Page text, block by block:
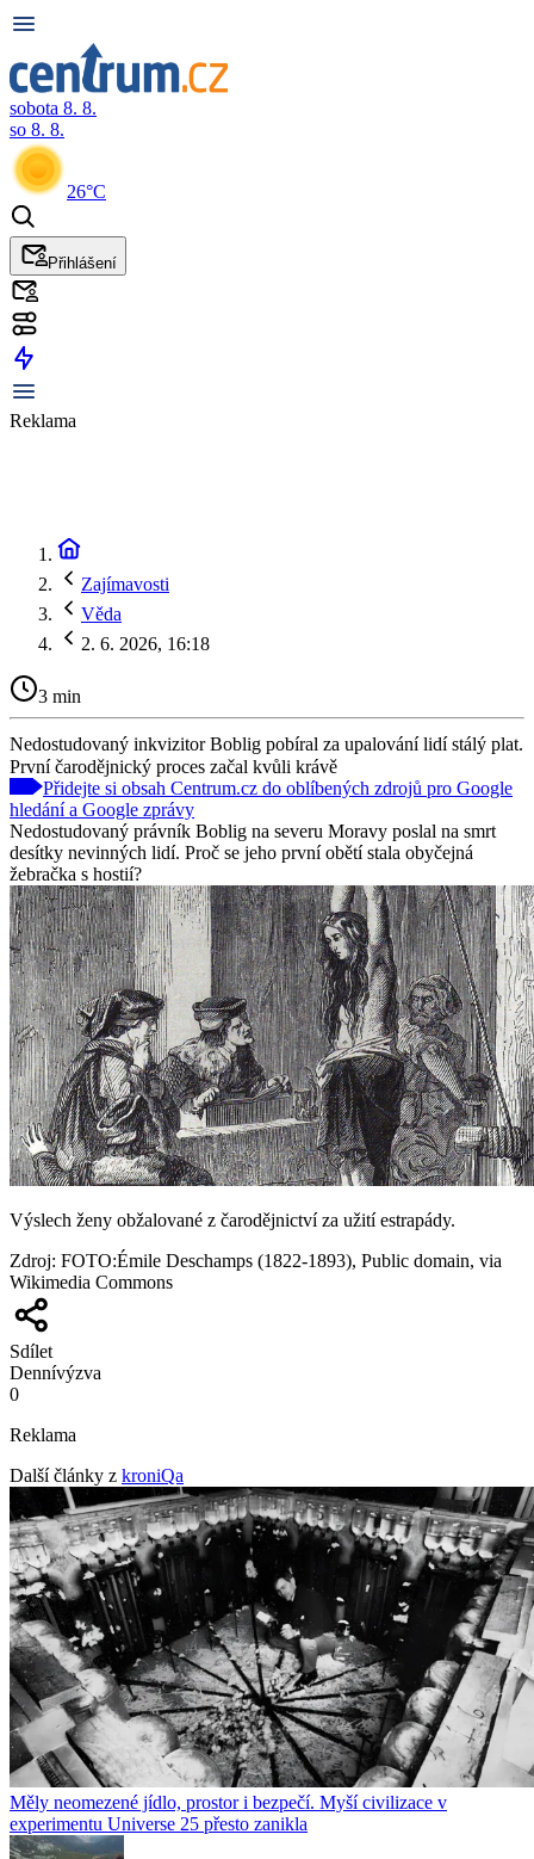
sobota 8. 8.
so 8. 8.
26°C
Přihlášení
Reklama
Zajímavosti
Věda
2. 6. 2026, 16:18
3 min
Nedostudovaný inkvizitor Boblig pobíral za upalování lidí stálý plat.
První čarodějnický proces začal kvůli krávě
Přidejte si obsah Centrum.cz do oblíbených zdrojů pro Google
hledání a Google zprávy
Nedostudovaný právník Boblig na severu Moravy poslal na smrt
desítky nevinných lidí. Proč se jeho první obětí stala obyčejná
žebračka s hostií?
Výslech ženy obžalované z čarodějnictví za užití estrapády.
Zdroj: FOTO:Émile Deschamps (1822-1893), Public domain, via
Wikimedia Commons
Sdílet
Dennívýzva
0
Reklama
Další články z kroniQa
Měly neomezené jídlo, prostor i bezpečí. Myší civilizace v
experimentu Universe 25 přesto zanikla